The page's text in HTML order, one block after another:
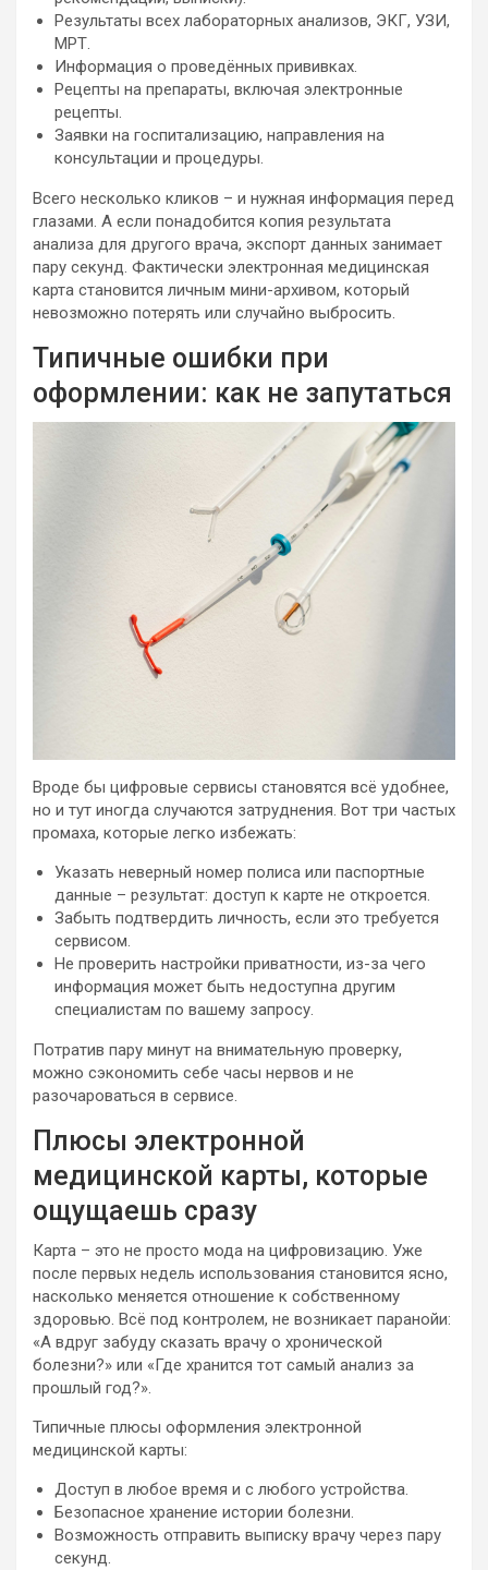
Результаты всех лабораторных анализов, ЭКГ, УЗИ,
МРТ.
Информация о проведённых прививках.
Рецепты на препараты, включая электронные
рецепты.
Заявки на госпитализацию, направления на
консультации и процедуры.
Всего несколько кликов – и нужная информация перед
глазами. А если понадобится копия результата
анализа для другого врача, экспорт данных занимает
пару секунд. Фактически электронная медицинская
карта становится личным мини-архивом, который
невозможно потерять или случайно выбросить.
Типичные ошибки при
оформлении: как не запутаться
Вроде бы цифровые сервисы становятся всё удобнее,
но и тут иногда случаются затруднения. Вот три частых
промаха, которые легко избежать:
Указать неверный номер полиса или паспортные
данные – результат: доступ к карте не откроется.
Забыть подтвердить личность, если это требуется
сервисом.
Не проверить настройки приватности, из-за чего
информация может быть недоступна другим
специалистам по вашему запросу.
Потратив пару минут на внимательную проверку,
можно сэкономить себе часы нервов и не
разочароваться в сервисе.
Плюсы электронной
медицинской карты, которые
ощущаешь сразу
Карта – это не просто мода на цифровизацию. Уже
после первых недель использования становится ясно,
насколько меняется отношение к собственному
здоровью. Всё под контролем, не возникает паранойи:
«А вдруг забуду сказать врачу о хронической
болезни?» или «Где хранится тот самый анализ за
прошлый год?».
Типичные плюсы оформления электронной
медицинской карты:
Доступ в любое время и с любого устройства.
Безопасное хранение истории болезни.
Возможность отправить выписку врачу через пару
секунд.